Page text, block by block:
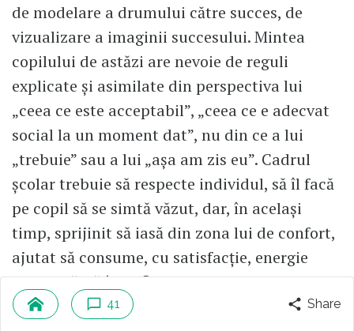
de modelare a drumului către succes, de
vizualizare a imaginii succesului. Mintea
copilului de astăzi are nevoie de reguli
explicate și asimilate din perspectiva lui
„ceea ce este acceptabil”, „ceea ce e adecvat
social la un moment dat”, nu din ce a lui
„trebuie” sau a lui „așa am zis eu”. Cadrul
școlar trebuie să respecte individul, să îl facă
pe copil să se simtă văzut, dar, în același
timp, sprijinit să iasă din zona lui de confort,
ajutat să consume, cu satisfacție, energie
cognitivă, să își rafineze raționamentele.
41 Share